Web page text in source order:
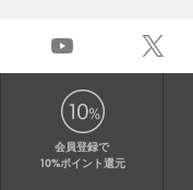
会員登録で
10%ポイント還元